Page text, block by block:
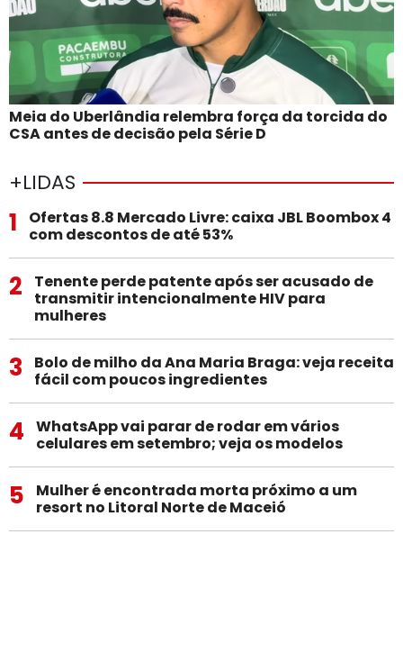
Meia do Uberlândia relembra força da torcida do
CSA antes de decisão pela Série D
+LIDAS
1
Ofertas 8.8 Mercado Livre: caixa JBL Boombox 4
com descontos de até 53%
2
Tenente perde patente após ser acusado de
transmitir intencionalmente HIV para
mulheres
3
Bolo de milho da Ana Maria Braga: veja receita
fácil com poucos ingredientes
4
WhatsApp vai parar de rodar em vários
celulares em setembro; veja os modelos
5
Mulher é encontrada morta próximo a um
resort no Litoral Norte de Maceió